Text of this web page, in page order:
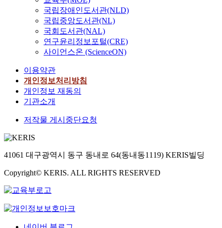
국립장애인도서관(NLD)
국립중앙도서관(NL)
국회도서관(NAL)
연구윤리정보포털(CRE)
사이언스온 (ScienceON)
이용약관
개인정보처리방침
개인정보 재동의
기관소개
저작물 게시중단요청
41061 대구광역시 동구 동내로 64(동내동1119) KERIS빌딩
Copyright© KERIS. ALL RIGHTS RESERVED